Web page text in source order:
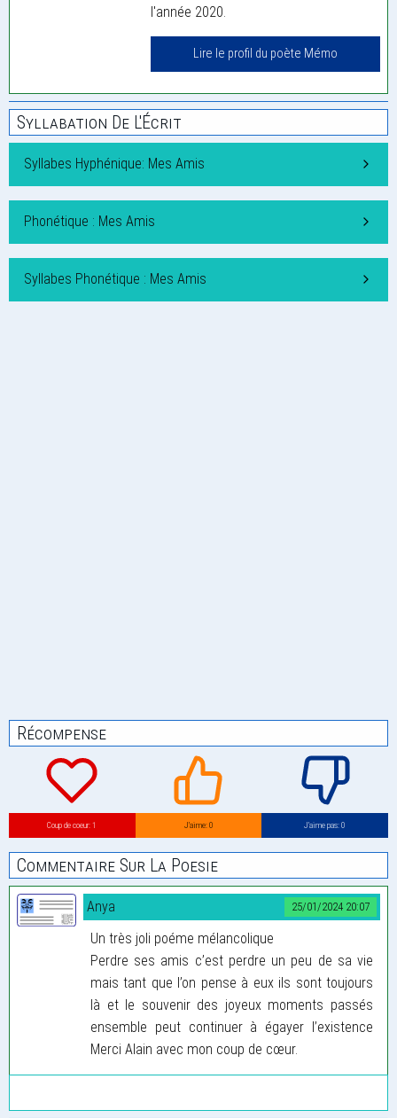
l'année 2020.
Lire le profil du poète Mémo
Syllabation De L'Écrit
Syllabes Hyphénique: Mes Amis
Phonétique : Mes Amis
Syllabes Phonétique : Mes Amis
Récompense
Coup de coeur: 1 J’aime: 0 J’aime pas: 0
Commentaire Sur La Poesie
25/01/2024 20:07
Anya
Un très joli poéme mélancolique
Perdre ses amis c’est perdre un peu de sa vie
mais tant que l’on pense à eux ils sont toujours
là et le souvenir des joyeux moments passés
ensemble peut continuer à égayer l’existence
Merci Alain avec mon coup de cœur.